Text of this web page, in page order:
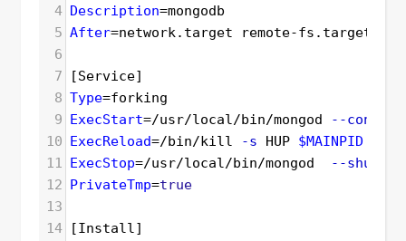
4 Description=mongodb
5 After=network.target remote-fs.target
6
7
[Service]
8 Type=forking
9 ExecStart=/usr/local/bin/mongod --config
10 ExecReload=/bin/kill -s HUP $MAINPID
11 ExecStop=/usr/local/bin/mongod
--
12 PrivateTmp=true
13
14
[Install]